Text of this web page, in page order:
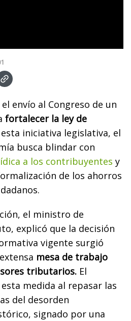
envío al Congreso de un
fortalecer la ley de
esta iniciativa legislativa, el
busca blindar con
a los contribuyentes y
de los ahorros
el ministro de
explicó que la decisión
vigente surgió
mesa de trabajo
tributarios. El
medida al repasar las
del desorden
signado por una